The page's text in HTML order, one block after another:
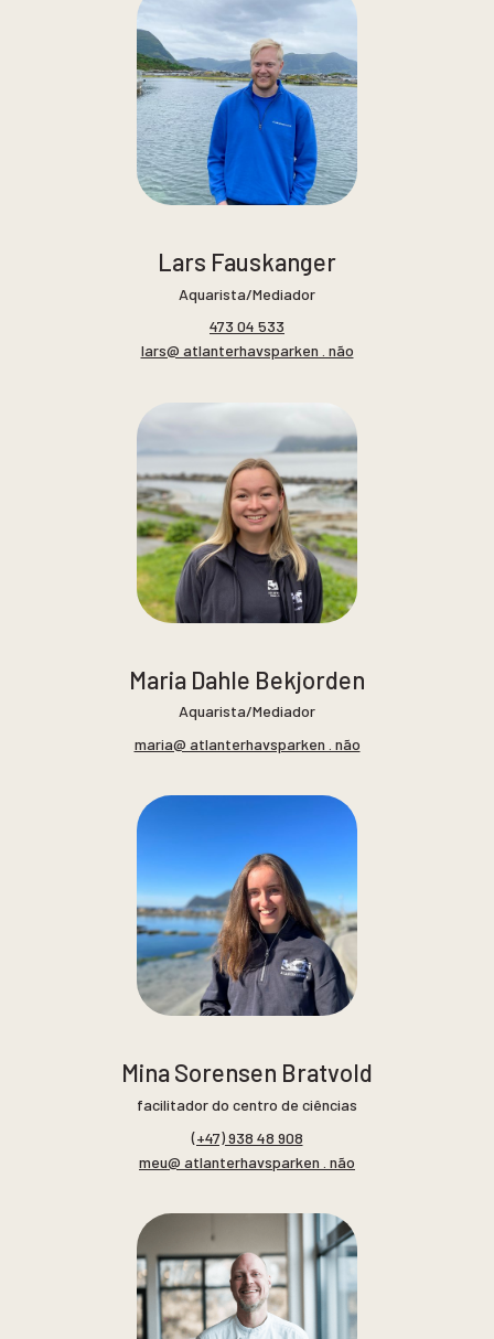
Lars Fauskanger
Aquarista/Mediador
473 04 533
lars@ atlanterhavsparken . não
Maria Dahle Bekjorden
Aquarista/Mediador
maria@ atlanterhavsparken . não
Mina Sorensen Bratvold
facilitador do centro de ciências
(+47) 938 48 908
meu@ atlanterhavsparken . não